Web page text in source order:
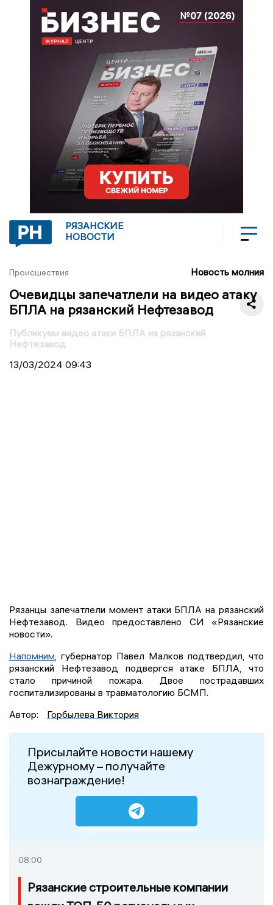
РЯЗАНСКИЕ
НОВОСТИ
Происшествия Новость молния
Очевидцы запечатлели на видео атаку
БПЛА на рязанский Нефтезавод
Публикуем видео атаки БПЛА на рязанский
Нефтезавод
13/03/2024 09:43
Рязанцы запечатлели момент атаки БПЛА на рязанский
Нефтезавод. Видео предоставлено СИ «Рязанские
новости».
Напомним , губернатор Павел Малков подтвердил, что
рязанский Нефтезавод подвергся атаке БПЛА, что
стало причиной пожара. Двое пострадавших
госпитализированы в травматологию БСМП.
Автор:
Горбылева Виктория
Присылайте новости нашему
Дежурному – получайте
вознаграждение!
08:00
Рязанские строительные компании